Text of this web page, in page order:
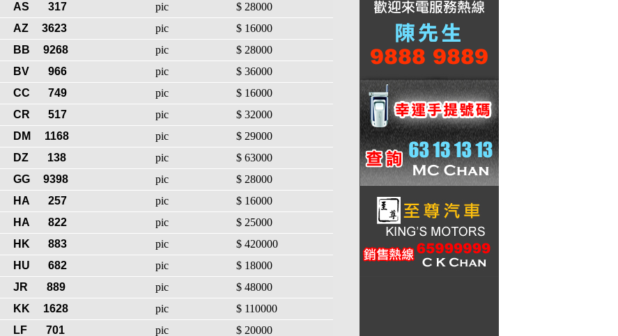
AS
317 pic
$ 28000
AZ
3623 pic
$ 16000
BB
9268 pic
$ 28000
BV
966 pic
$ 36000
CC
749 pic
$ 16000
CR
517 pic
$ 32000
DM
1168 pic
$ 29000
DZ
138 pic
$ 63000
GG
9398 pic
$ 28000
HA
257 pic
$ 16000
HA
822 pic
$ 25000
HK
883 pic
$ 420000
HU
682 pic
$ 18000
JR
889 pic
$ 48000
KK
1628 pic
$ 110000
LF
701 pic $ 20000